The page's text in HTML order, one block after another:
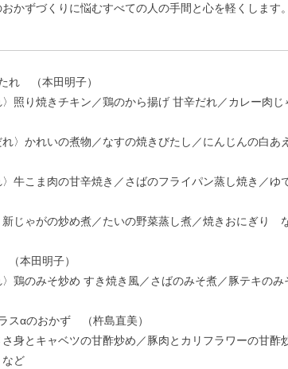
お支払いに進む
他にも商品を買う
かずづくりに悩むすべての人の手間と心を軽くします。
れ （本田明子）
〉照り焼きチキン／鶏のから揚げ 甘辛だれ／カレー肉
れ〉かれいの煮物／なすの焼きびたし／にんじんの白
〉牛こま肉の甘辛焼き／さばのフライパン蒸し焼き／ゆ
新じゃがの炒め煮／たいの野菜蒸し煮／焼きおにぎり
本田明子）
〉鶏のみそ炒め すき焼き風／さばのみそ煮／豚テキの
スαのおかず （杵島直美）
さ身とキャベツの甘酢炒め／豚肉とカリフラワーの甘酢
ど